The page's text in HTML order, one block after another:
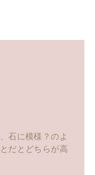
石に模様？のよ
だとどちらが高